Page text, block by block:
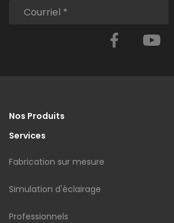
Facebook
Nos Produits
Services
Fabrication sur mesure
Simulation d'éclairage
Professionnels